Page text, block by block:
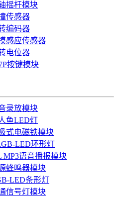
摇杆模块
传感器
编码器
感应传感器
电位器
按键模块
录放模块
鱼LED灯
式电磁铁模块
LED环形灯
MP3语音播报模块
蜂鸣器模块
LED条形灯
信号灯模块